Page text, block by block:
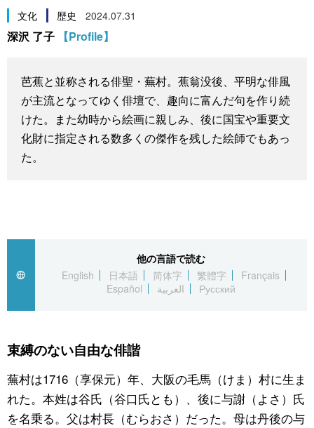
科学・技術
スポーツ・東京2020
Books
Topics
Images
お知らせ
文化 歴史 2024.07.31
深沢 了子 【Profile】
芭蕉と並称される俳聖・蕪村。蕉翁没後、平明な俳風
が主流となってゆく俳壇で、趣向に富んだ句を作り続
けた。また幼時から絵画に親しみ、後に国宝や重要文
化財に指定される数多くの傑作を残した絵師でもあっ
た。
他の言語で読む
English
日本語 简体字 繁體字
Français
Español
العربية Русский
束縛のない自由な俳諧
蕪村は1716（享保元）年、大阪の毛馬（けま）村に生ま
れた。本姓は谷氏（谷口氏とも）、後に与謝（よさ）氏
を名乗る。父は村長（むらおさ）だった。母は丹後の与